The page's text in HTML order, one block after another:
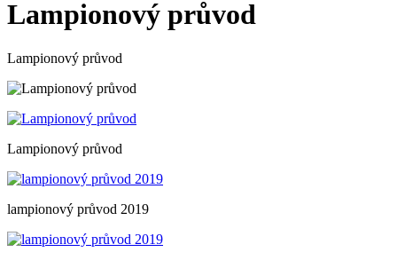
Lampionový průvod
Lampionový průvod
Lampionový průvod
lampionový průvod 2019